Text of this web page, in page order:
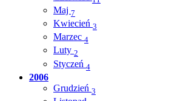
Maj 7
Kwiecień 3
Marzec 4
Luty 2
Styczeń 4
2006
Grudzień 3